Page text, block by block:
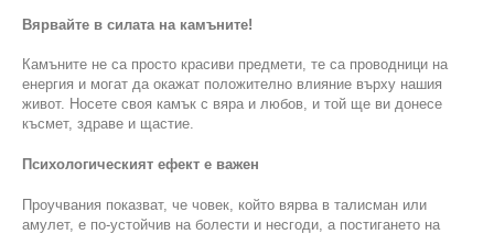
Вярвайте в силата на камъните!
Камъните не са просто красиви предмети, те са проводници на
енергия и могат да окажат положително влияние върху нашия
живот. Носете своя камък с вяра и любов, и той ще ви донесе
късмет, здраве и щастие.
Психологическият ефект е важен
Проучвания показват, че човек, който вярва в талисман или
амулет, е по-устойчив на болести и несгоди, а постигането на